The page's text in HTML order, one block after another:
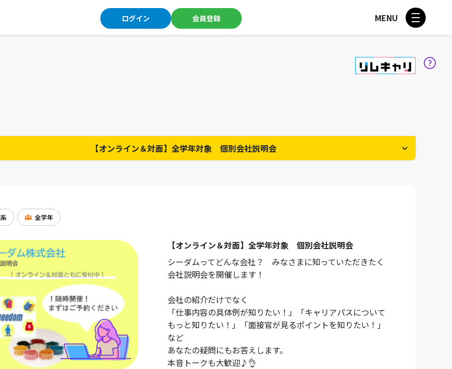
ログイン 会員登録 MENU
【オンライン＆対面】全学年対象 個別会社説明会
全学年
【オンライン＆対面】全学年対象 個別会社説明会
シーダムってどんな会社？ みなさまに知っていただきたく
会社説明会を開催します！
会社の紹介だけでなく
「仕事内容の具体例が知りたい！」「キャリアパスについて
もっと知りたい！」「面接官が見るポイントを知りたい！」
など
あなたの疑問にもお答えします。
本音トークも大歓迎♪👌